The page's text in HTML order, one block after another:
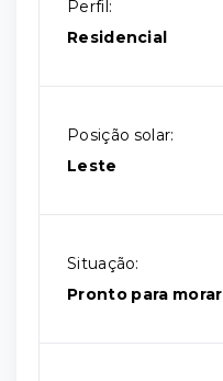
Perfil:
Residencial
Posição solar:
Leste
Situação:
Pronto para morar